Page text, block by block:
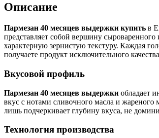
Описание
Пармезан 40 месяцев выдержки купить в
представляет собой вершину
характерную зернистую текстуру. Каждая
получаете продукт исключительного
Вкусовой профиль
Пармезан 40 месяцев выдержки обладает
вкус с нотами сливочного масла и
лишь подчеркивает глубину вкуса, не
Технология производства